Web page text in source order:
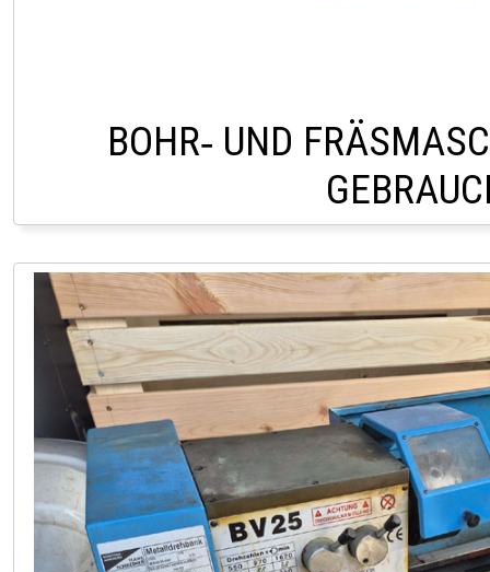
BOHR‑ UND